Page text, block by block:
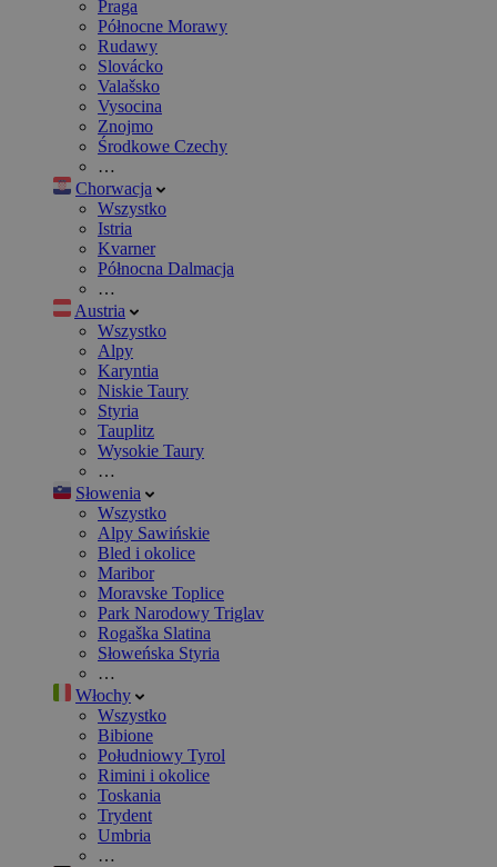
Praga
Północne Morawy
Rudawy
Slovácko
Valašsko
Vysocina
Znojmo
Środkowe Czechy
…
Chorwacja
Wszystko
Istria
Kvarner
Północna Dalmacja
…
Austria
Wszystko
Alpy
Karyntia
Niskie Taury
Styria
Tauplitz
Wysokie Taury
…
Słowenia
Wszystko
Alpy Sawińskie
Bled i okolice
Maribor
Moravske Toplice
Park Narodowy Triglav
Rogaška Slatina
Słoweńska Styria
…
Włochy
Wszystko
Bibione
Południowy Tyrol
Rimini i okolice
Toskania
Trydent
Umbria
…